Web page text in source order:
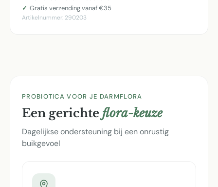
Gratis verzending vanaf €35
Artikelnummer: 290203
PROBIOTICA VOOR JE DARMFLORA
Een gerichte flora-keuze
Dagelijkse ondersteuning bij een onrustig
buikgevoel